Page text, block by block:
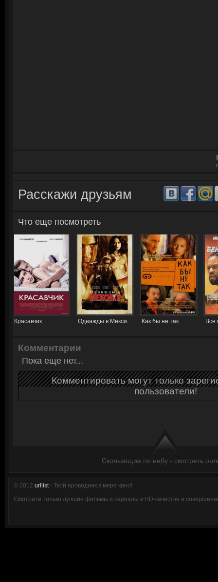
Скользящие по небу - смотреть
Расскажи друзьям
Что еще посмотреть
Красавчик Однажды в Мекси... Как бы не так Все
Комментарии
Пока еще нет...
Комментировать могут только
пользователи!
© 2012 urllist - Твой проводник в мире кино!
Смотрите только лучшие фильмы и сериалы в HD-качестве и